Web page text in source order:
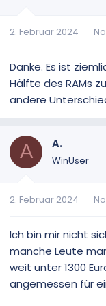
2. Februar 2024
Danke. Es ist
Hälfte des RAMs
andere
A A.
WinUser
2. Februar 2024
Ich bin mir nicht
manche Leute
weit unter 1300
angemessen für